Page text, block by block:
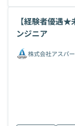
【経験者優遇
ンジニア
株式会社アスパ